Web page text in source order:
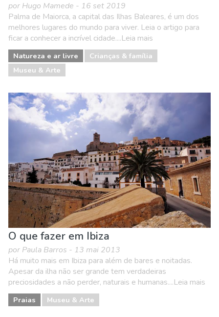
por Hugo Mamede - 16 set 2019
Palma de Maiorca, a capital das Ilhas Baleares, é um dos
melhores lugares do mundo para viver. Leia o artigo para
ficar a conhecer a incrível cidade....Leia mais
Natureza e ar livre
Crianças & família
Museu & Arte
O que fazer em Ibiza
por Paula Barros - 13 mai 2013
Há muito mais em Ibiza para além de bares e noitadas.
Apesar da ilha não ser grande tem verdadeiras
preciosidades a não perder, naturais e humanas....Leia mais
Praias Museu & Arte